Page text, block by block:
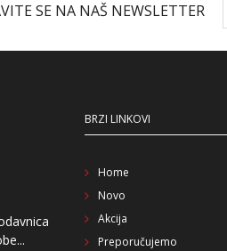
SE NA NAŠ NEWSLETTER
BRZI LINKOVI
Home
Novo
Akcija
Preporučujemo